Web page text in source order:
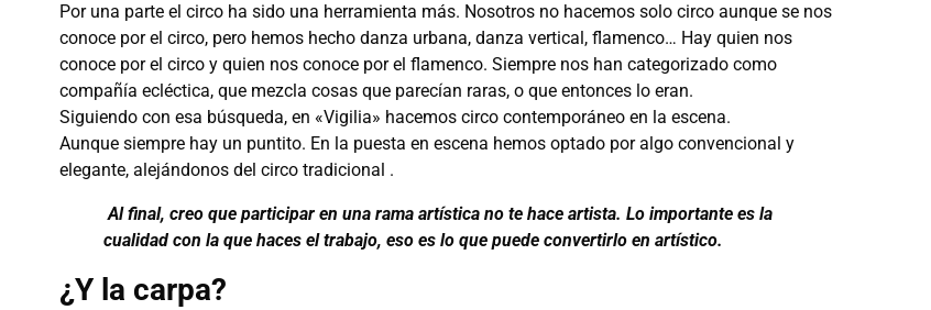
Por una parte el circo ha sido una herramienta más. Nosotros no hacemos solo circo aunque se nos
conoce por el circo, pero hemos hecho danza urbana, danza vertical, flamenco… Hay quien nos
conoce por el circo y quien nos conoce por el flamenco. Siempre nos han categorizado como
compañía ecléctica, que mezcla cosas que parecían raras, o que entonces lo eran.
Siguiendo con esa búsqueda, en «Vigilia» hacemos circo contemporáneo en la escena.
Aunque siempre hay un puntito. En la puesta en escena hemos optado por algo convencional y
elegante, alejándonos del circo tradicional .
Al final, creo que participar en una rama artística no te hace artista. Lo importante es la
cualidad con la que haces el trabajo, eso es lo que puede convertirlo en artístico.
¿Y la carpa?